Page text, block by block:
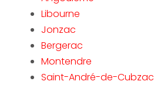
Libourne
Jonzac
Bergerac
Montendre
Saint-André-de-Cubzac